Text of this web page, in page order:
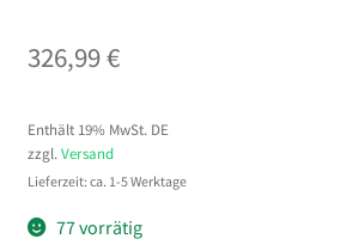
326,99€
Enthält 19% MwSt. DE
zzgl. Versand
Lieferzeit: ca. 1-5 Werktage
77 vorrätig